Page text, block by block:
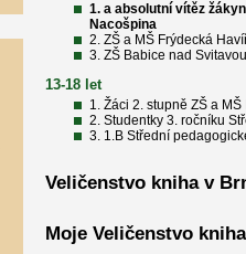
1. a absolutní vítěz
Nacošpina
2. ZŠ a MŠ Frýdecká
3. ZŠ Babice nad
13-18 let
1. Žáci 2. stupně ZŠ a
2. Studentky 3. ročníku
3. 1.B Střední
Veličenstvo kniha v
Moje Veličenstvo